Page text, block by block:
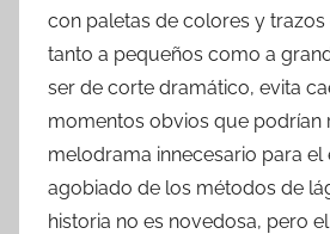
con paletas de colores y
tanto a pequeños como a
ser de corte dramático, evita
momentos obvios que podrían
melodrama innecesario para
agobiado de los métodos de
historia no es novedosa, pero